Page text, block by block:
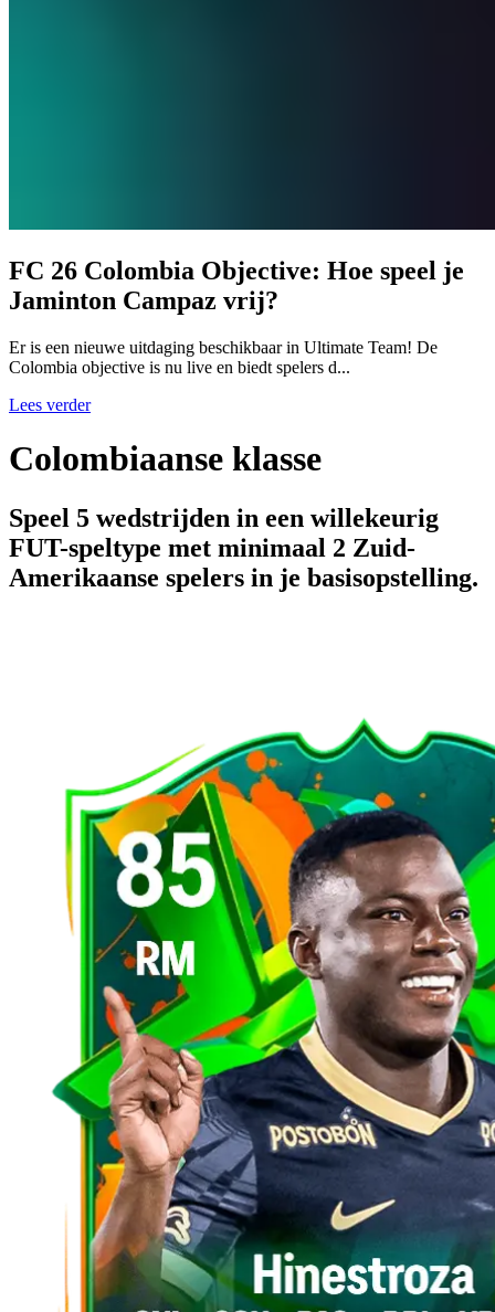
FC 26 Colombia Objective: Hoe speel je
Jaminton Campaz vrij?
Er is een nieuwe uitdaging beschikbaar in Ultimate Team! De
Colombia objective is nu live en biedt spelers d...
Lees verder
Colombiaanse klasse
Speel 5 wedstrijden in een willekeurig
FUT-speltype met minimaal 2 Zuid-
Amerikaanse spelers in je basisopstelling.